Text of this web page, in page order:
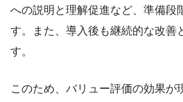
への説明と理解促進など、準備段
す。また、導入後も継続的な改善
す。
このため、バリュー評価の効果が